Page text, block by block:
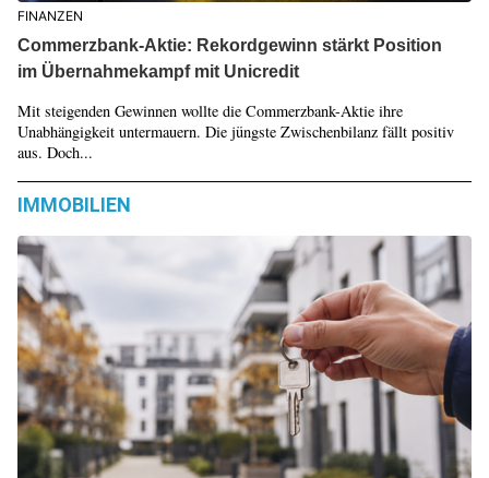
FINANZEN
Commerzbank-Aktie: Rekordgewinn stärkt Position
im Übernahmekampf mit Unicredit
Mit steigenden Gewinnen wollte die Commerzbank-Aktie ihre
Unabhängigkeit untermauern. Die jüngste Zwischenbilanz fällt positiv
aus. Doch...
IMMOBILIEN